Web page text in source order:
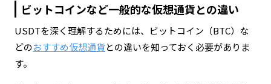
ビットコインなど一般的な仮想通貨との違い
USDTを深く理解するためには、ビットコイン（BTC）な
どのおすすめ仮想通貨との違いを知っておく必要がありま
す。